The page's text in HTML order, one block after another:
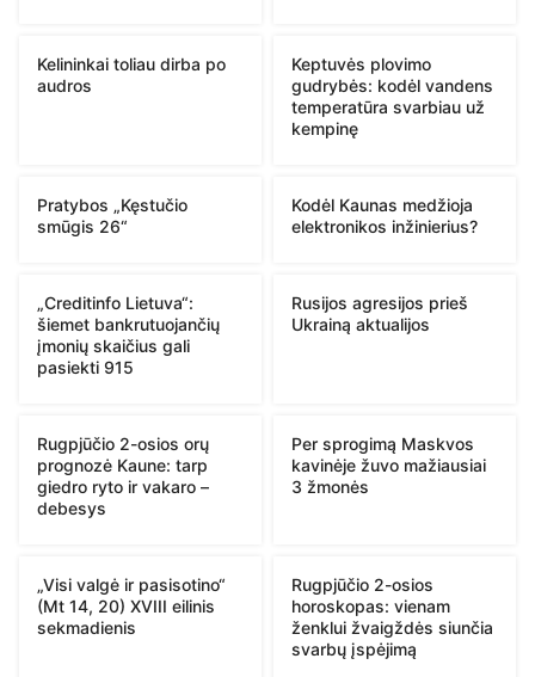
Kelininkai toliau dirba po
audros
Keptuvės plovimo
gudrybės: kodėl vandens
temperatūra svarbiau už
kempinę
Pratybos „Kęstučio
smūgis 26“
Kodėl Kaunas medžioja
elektronikos inžinierius?
„Creditinfo Lietuva“:
šiemet bankrutuojančių
įmonių skaičius gali
pasiekti 915
Rusijos agresijos prieš
Ukrainą aktualijos
Rugpjūčio 2-osios orų
prognozė Kaune: tarp
giedro ryto ir vakaro –
debesys
Per sprogimą Maskvos
kavinėje žuvo mažiausiai
3 žmonės
„Visi valgė ir pasisotino“
(Mt 14, 20) XVIII eilinis
sekmadienis
Rugpjūčio 2-osios
horoskopas: vienam
ženklui žvaigždės siunčia
svarbų įspėjimą